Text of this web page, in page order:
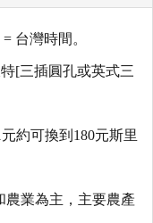
台灣時間。
[三插圓孔或英式三
約可換到180元斯里
農業為主，主要農產